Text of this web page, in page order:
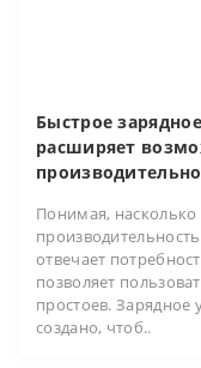
Быстрое
расширяет
Понимая,
отвечает
позволяет
простоев. Зарядное
создано, чтоб..